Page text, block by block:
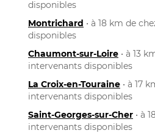
disponibles
Montrichard • à 18 km de
disponibles
Chaumont-sur-Loire • à 13
intervenants disponibles
La Croix-en-Touraine • à 17
intervenants disponibles
Saint-Georges-sur-Cher • à
intervenants disponibles